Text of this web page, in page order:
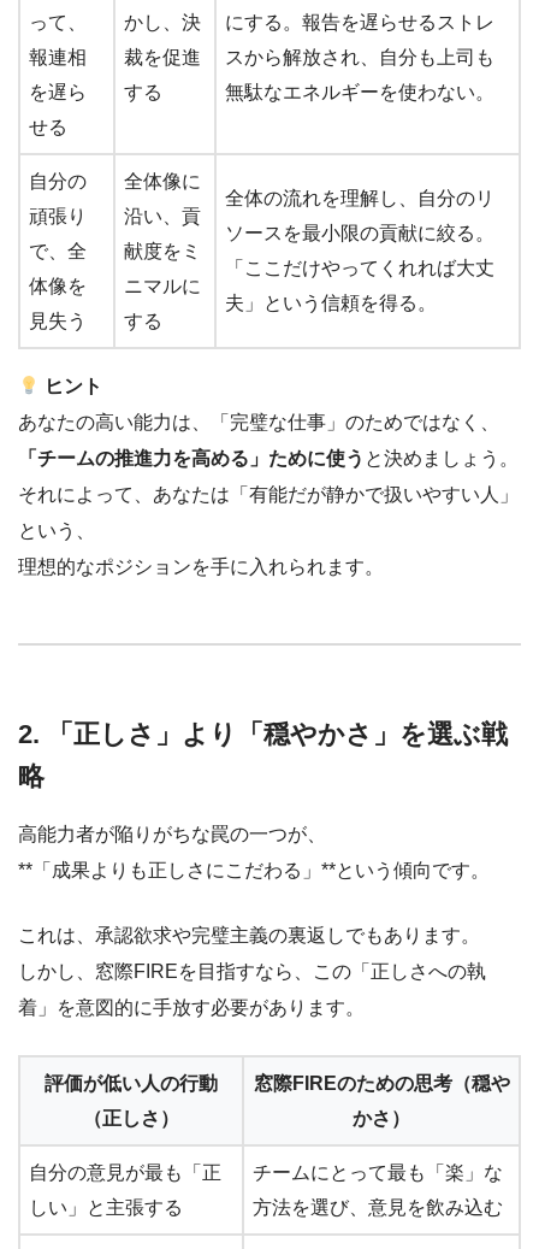
って、
報連相
を遅ら
せる
かし、決
裁を促進
する
にする。報告を遅らせるストレ
スから解放され、自分も上司も
無駄なエネルギーを使わない。
自分の
頑張り
で、全
体像を
見失う
全体像に
沿い、貢
献度をミ
ニマルに
する
全体の流れを理解し、自分のリ
ソースを最小限の貢献に絞る。
「ここだけやってくれれば大丈
夫」という信頼を得る。
ヒント
あなたの高い能力は、「完璧な仕事」のためではなく、
「チームの推進力を高める」ために使う と決めましょう。
それによって、あなたは「有能だが静かで扱いやすい人」
という、
理想的なポジションを手に入れられます。
2. 「正しさ」より「穏やかさ」を選ぶ戦
略
高能力者が陥りがちな罠の一つが、
**「成果よりも正しさにこだわる」**という傾向です。
これは、承認欲求や完璧主義の裏返しでもあります。
しかし、窓際FIREを目指すなら、この「正しさへの執
着」を意図的に手放す必要があります。
評価が低い人の行動
（正しさ）
窓際FIREのための思考（穏や
かさ）
自分の意見が最も「正
しい」と主張する
チームにとって最も「楽」な
方法を選び、意見を飲み込む